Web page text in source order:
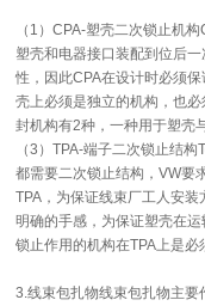
（1）CPA-塑壳二次锁止机
塑壳和电器接口装配到位后
性，因此CPA在设计时必须
壳上必须是独立的机构，也
封机构有2种，一种用于塑壳
（3）TPA-端子二次锁止结
都需要二次锁止结构，VW要
TPA，为保证线束厂工人安
明确的手感，为保证塑壳在
锁止作用的机构在TPA上是必
3.线束包扎物线束包扎物主